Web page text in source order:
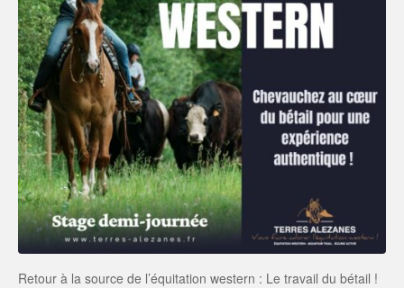
Retour à la source de l’équitation western : Le travail du bétail !